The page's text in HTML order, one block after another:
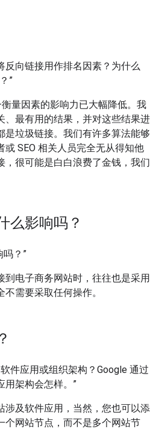
反向链接用作排名因素？为什么
”
量因素的影响力已大幅降低。我
、最有用的结果，并对这些结果进
垃圾链接。我们有许多算法能够
SEO 相关人员完全无从得知他
很可能是白白浪费了金钱，我们
么影响吗？
吗？”
电子商务网站时，往往也是采用
需要采取任何操作。
件应用或组织架构？Google 通过
用架构会怎样。”
涉及软件应用，当然，您也可以添
个网站节点，而不是多个网站节